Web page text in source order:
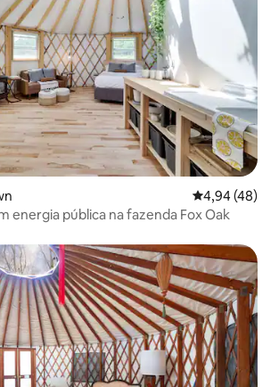
4,94 de uma
4,94 (48)
energia pública na fazenda Fox Oak